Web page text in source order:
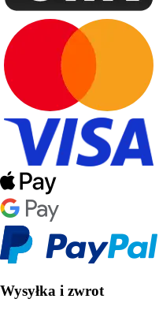
Wysyłka i zwrot